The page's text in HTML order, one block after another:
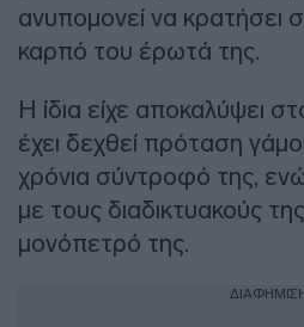
ανυπομονεί να κρατήσει
καρπό του έρωτά της.
Η ίδια είχε αποκαλύψει
έχει δεχθεί πρόταση
χρόνια σύντροφό της, ενώ
με τους διαδικτυακούς
μονόπετρό της.
ΔΙΑΦΗΜΙΣΗ